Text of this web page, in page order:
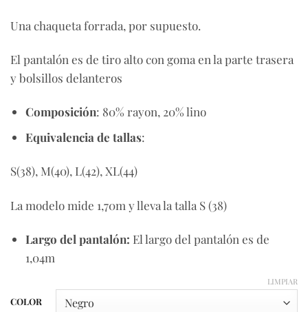
Una chaqueta forrada, por supuesto.
El pantalón es de tiro alto con goma en la parte trasera
y bolsillos delanteros
Composición: 80% rayon, 20% lino
Equivalencia de tallas:
S(38), M(40), L(42), XL(44)
La modelo mide 1,70m y lleva la talla S (38)
Largo del pantalón: El largo del pantalón es de
1,04m
COLOR
LIMPIAR